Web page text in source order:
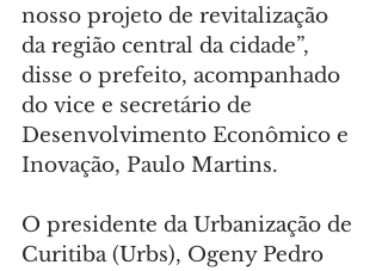
nosso projeto de revitalização
da região central da cidade”,
disse o prefeito, acompanhado
do vice e secretário de
Desenvolvimento Econômico e
Inovação, Paulo Martins.
O presidente da Urbanização de
Curitiba (Urbs), Ogeny Pedro